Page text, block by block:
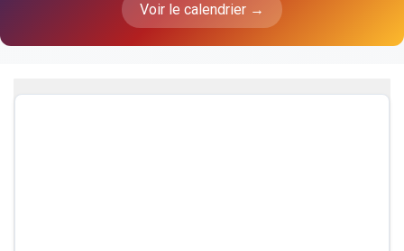
Voir le calendrier →